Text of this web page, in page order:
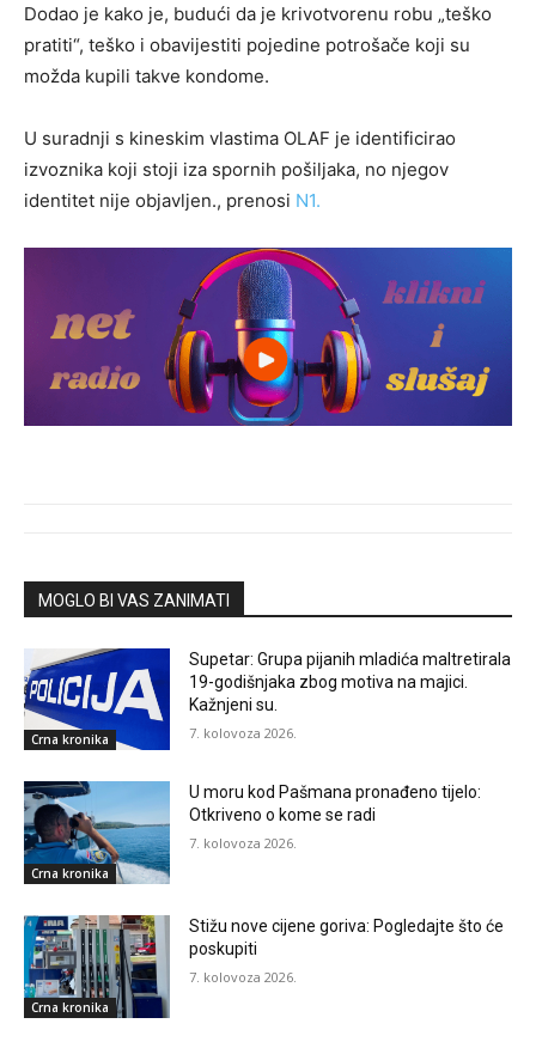
Dodao je kako je, budući da je krivotvorenu robu „teško
pratiti“, teško i obavijestiti pojedine potrošače koji su
možda kupili takve kondome.
U suradnji s kineskim vlastima OLAF je identificirao
izvoznika koji stoji iza spornih pošiljaka, no njegov
identitet nije objavljen., prenosi N1.
MOGLO BI VAS ZANIMATI
Crna kronika
Supetar: Grupa pijanih mladića maltretirala
19-godišnjaka zbog motiva na majici.
Kažnjeni su.
7. kolovoza 2026.
Crna kronika
U moru kod Pašmana pronađeno tijelo:
Otkriveno o kome se radi
7. kolovoza 2026.
Crna kronika
Stižu nove cijene goriva: Pogledajte što će
poskupiti
7. kolovoza 2026.